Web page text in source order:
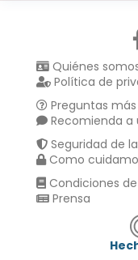
Quiénes
Política de
Preguntas
Recomienda a
Seguridad de
Como
Condiciones
Prensa